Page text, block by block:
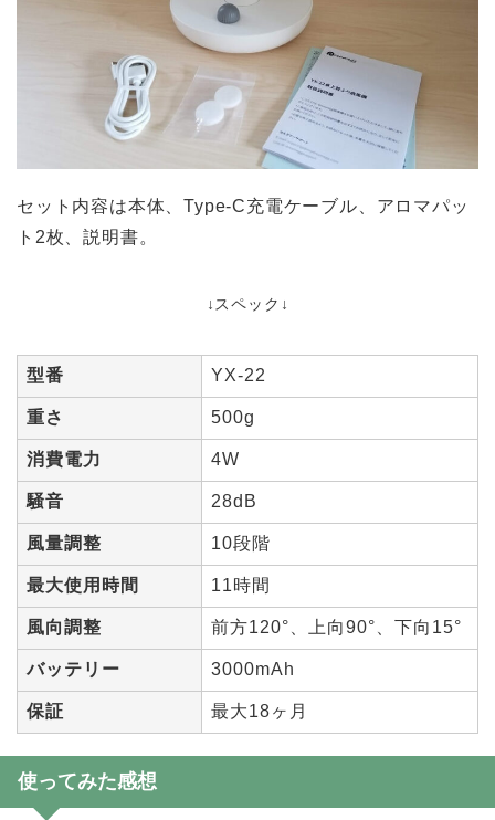
セット内容は本体、Type-C充電ケーブル、アロマパッ
ト2枚、説明書。
↓スペック↓
型番 YX-22
重さ 500g
消費電力 4W
騒音 28dB
風量調整 10段階
最大使用時間 11時間
風向調整 前方120°、上向90°、下向15°
バッテリー 3000mAh
保証 最大18ヶ月
使ってみた感想